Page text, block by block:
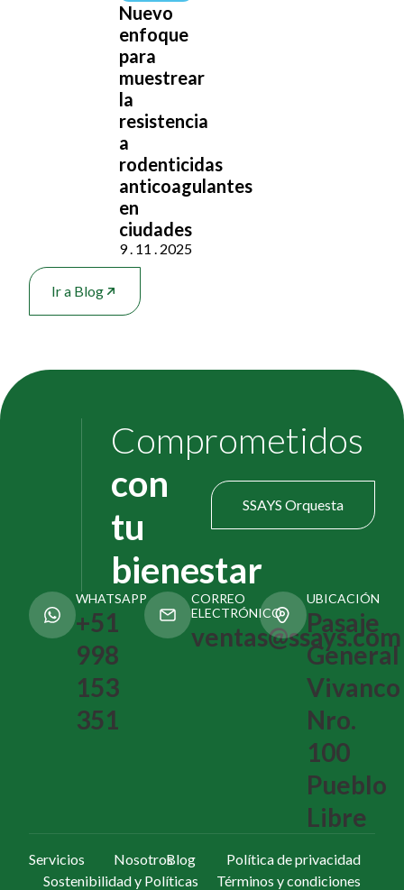
Nuevo
enfoque
para
muestrear
la
resistencia
a
rodenticidas
anticoagulantes
en
ciudades
9 . 11 . 2025
Ir a Blog
Comprometidos
con
tu
bienestar
SSAYS Orquesta
+51
998
153
351
WHATSAPP
ventas@ssays.com
CORREO
ELECTRÓNICO
Pasaje
General
Vivanco
Nro.
100
Pueblo
Libre
UBICACIÓN
Servicios
Nosotros
Sostenibilidad y Políticas
Blog
Política de privacidad
Términos y condiciones